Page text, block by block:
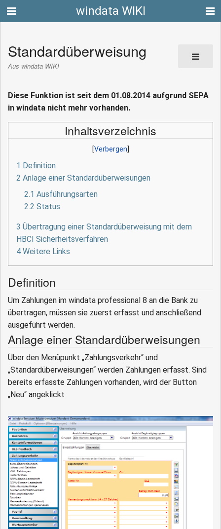
windata WIKI
Standardüberweisung
Aus windata WIKI
Diese Funktion ist seit dem 01.08.2014 aufgrund SEPA
in windata nicht mehr vorhanden.
Inhaltsverzeichnis
1 Definition
2 Anlage einer Standardüberweisungen
2.1 Ausführungsarten
2.2 Status
3 Übertragung einer Standardüberweisung mit dem
HBCI Sicherheitsverfahren
4 Weitere Links
Definition
Um Zahlungen im windata professional 8 an die Bank zu
übertragen, müssen sie zuerst erfasst und anschließend
ausgeführt werden.
Anlage einer Standardüberweisungen
Über den Menüpunkt „Zahlungsverkehr“ und
„Standardüberweisungen“ werden Zahlungen erfasst. Sind
bereits erfasste Zahlungen vorhanden, wird der Button
„Neu“ angeklickt